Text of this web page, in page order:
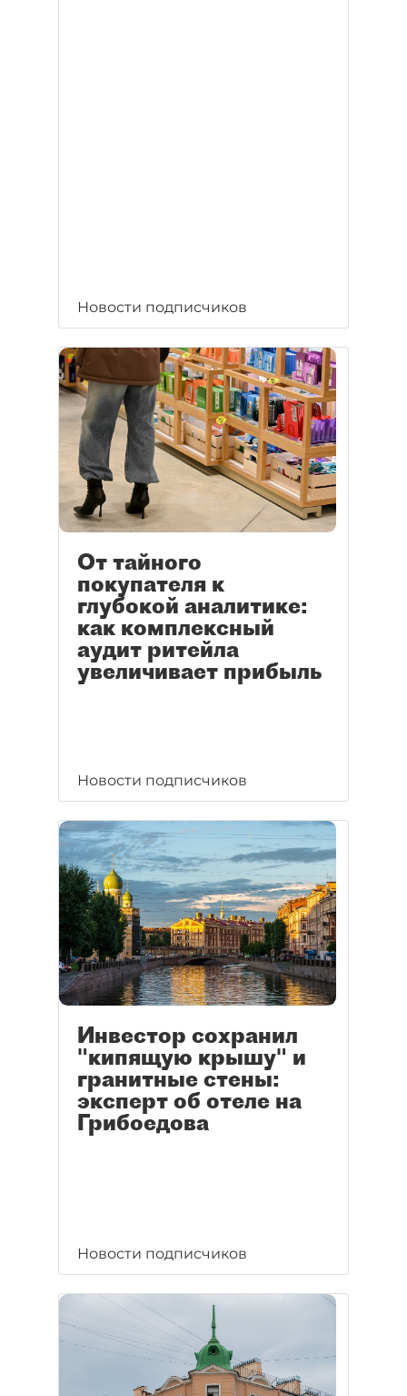
Новости подписчиков
От тайного
покупателя к
глубокой аналитике:
как комплексный
аудит ритейла
увеличивает прибыль
Новости подписчиков
Инвестор сохранил
"кипящую крышу" и
гранитные стены:
эксперт об отеле на
Грибоедова
Новости подписчиков